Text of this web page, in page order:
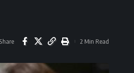
Share 2 Min Read